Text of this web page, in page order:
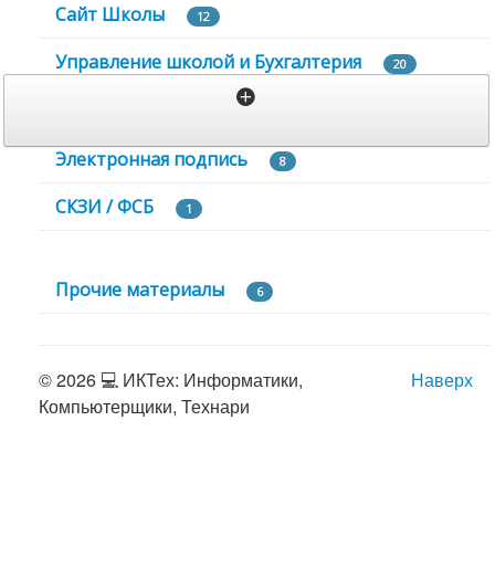
Сайт Школы 12
Управление школой и Бухгалтерия 20
2
Электронная подпись 8
СКЗИ / ФСБ 1
Прочие материалы 6
Наверх
© 2026 💻 ИКТех: Информатики,
Компьютерщики, Технари